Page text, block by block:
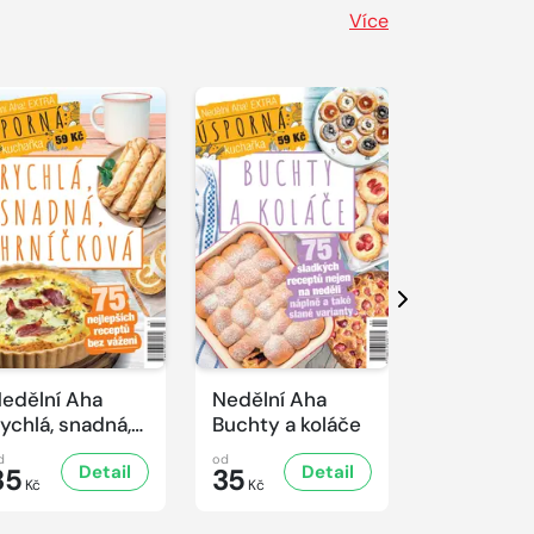
Více
Aha
snadná,
hrníčková
Kč
Detail
Nedělní Aha
Buchty a koláče
od
35 Kč
Detail
Další